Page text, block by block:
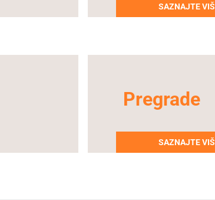
SAZNAJTE
Pregrade
SAZNAJTE